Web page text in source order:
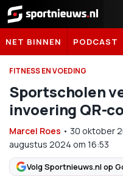
Sportnieuws.nl
NET BINNEN PODCAST
FITNESS EN VOEDING
Sportscholen
invoering QR-
Marcel Roes • 30 oktober
augustus 2024 om 16:53
Volg Sportnieuws.nl op